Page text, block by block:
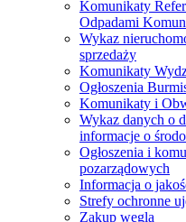
Komunikaty
Odpadami
Wykaz
sprzedaży
Komunikaty
Ogłoszenia
Komunikaty i
Wykaz danych o
informacje o
Ogłoszenia i
pozarządowych
Informacja o
Strefy ochronne
Zakup węgla